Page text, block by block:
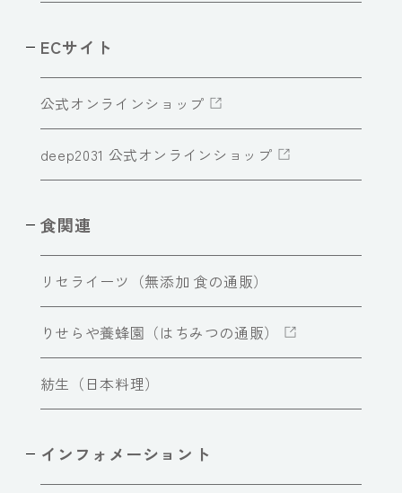
ECサイト
公式オンラインショップ
deep2031 公式オンラインショップ
食関連
リセライーツ（無添加 食の通販）
りせらや養蜂園（はちみつの通販）
紡生（日本料理）
インフォメーショント